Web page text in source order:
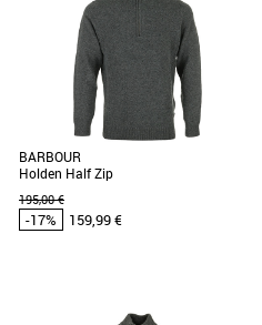
BARBOUR
Holden Half Zip
195,00 €
-17% 159,99 €